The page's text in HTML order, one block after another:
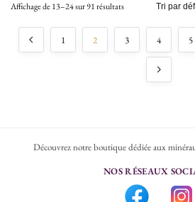
Affichage de 13–24 sur 91 résultats
1 2 3 4 5
Découvrez notre boutique dédiée aux
NOS RÉSEAUX